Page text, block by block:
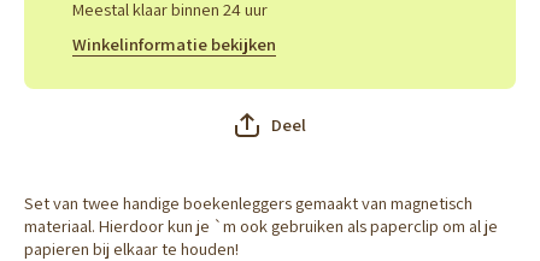
Meestal klaar binnen 24 uur
Winkelinformatie bekijken
Deel
Set van twee handige boekenleggers gemaakt van magnetisch
materiaal. Hierdoor kun je `m ook gebruiken als paperclip om al je
papieren bij elkaar te houden!